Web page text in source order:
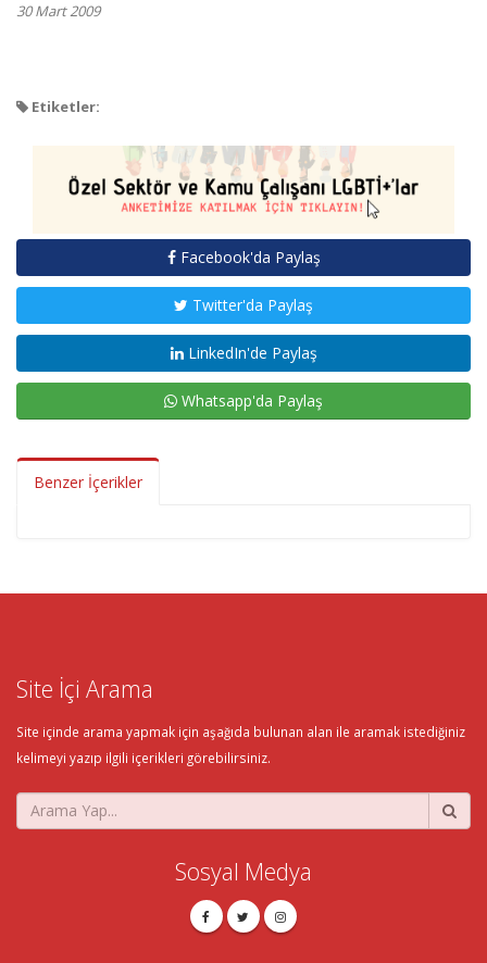
30 Mart 2009
Etiketler:
Facebook'da Paylaş
Twitter'da Paylaş
LinkedIn'de Paylaş
Whatsapp'da Paylaş
Benzer İçerikler
Site İçi Arama
Site içinde arama yapmak için aşağıda bulunan alan ile aramak istediğiniz
kelimeyi yazıp ilgili içerikleri görebilirsiniz.
Sosyal Medya